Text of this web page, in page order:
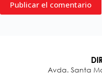
Publicar el comentario
Avda. Santa